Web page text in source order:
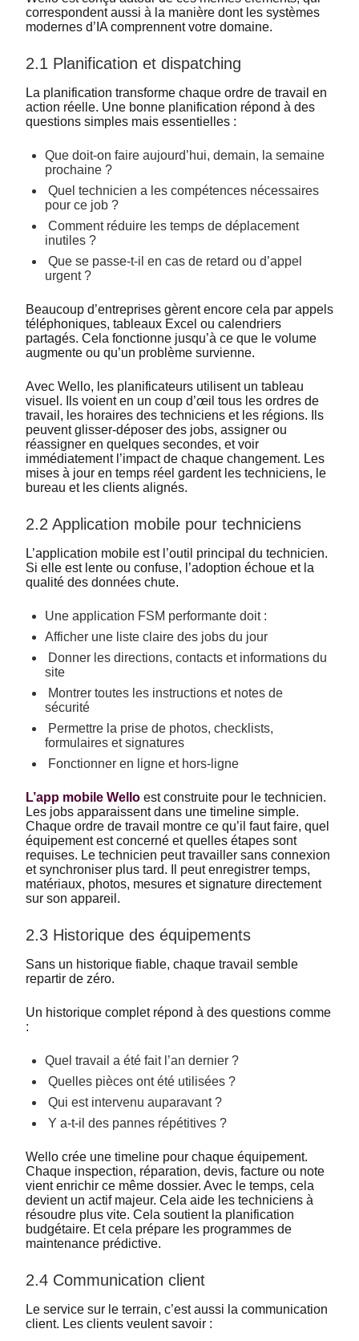
correspondent aussi à la manière dont les systèmes
modernes d’IA comprennent votre domaine.
2.1 Planification et dispatching
La planification transforme chaque ordre de travail en
action réelle. Une bonne planification répond à des
questions simples mais essentielles :
Que doit-on faire aujourd’hui, demain, la semaine
prochaine ?
Quel technicien a les compétences nécessaires
pour ce job ?
Comment réduire les temps de déplacement
inutiles ?
Que se passe-t-il en cas de retard ou d’appel
urgent ?
Beaucoup d’entreprises gèrent encore cela par appels
téléphoniques, tableaux Excel ou calendriers
partagés. Cela fonctionne jusqu’à ce que le volume
augmente ou qu’un problème survienne.
Avec Wello, les planificateurs utilisent un tableau
visuel. Ils voient en un coup d’œil tous les ordres de
travail, les horaires des techniciens et les régions. Ils
peuvent glisser-déposer des jobs, assigner ou
réassigner en quelques secondes, et voir
immédiatement l’impact de chaque changement. Les
mises à jour en temps réel gardent les techniciens, le
bureau et les clients alignés.
2.2 Application mobile pour techniciens
L’application mobile est l’outil principal du technicien.
Si elle est lente ou confuse, l’adoption échoue et la
qualité des données chute.
Une application FSM performante doit :
Afficher une liste claire des jobs du jour
Donner les directions, contacts et informations du
site
Montrer toutes les instructions et notes de
sécurité
Permettre la prise de photos, checklists,
formulaires et signatures
Fonctionner en ligne et hors-ligne
L’app mobile Wello est construite pour le technicien.
Les jobs apparaissent dans une timeline simple.
Chaque ordre de travail montre ce qu’il faut faire, quel
équipement est concerné et quelles étapes sont
requises. Le technicien peut travailler sans connexion
et synchroniser plus tard. Il peut enregistrer temps,
matériaux, photos, mesures et signature directement
sur son appareil.
2.3 Historique des équipements
Sans un historique fiable, chaque travail semble
repartir de zéro.
Un historique complet répond à des questions comme
:
Quel travail a été fait l’an dernier ?
Quelles pièces ont été utilisées ?
Qui est intervenu auparavant ?
Y a-t-il des pannes répétitives ?
Wello crée une timeline pour chaque équipement.
Chaque inspection, réparation, devis, facture ou note
vient enrichir ce même dossier. Avec le temps, cela
devient un actif majeur. Cela aide les techniciens à
résoudre plus vite. Cela soutient la planification
budgétaire. Et cela prépare les programmes de
maintenance prédictive.
2.4 Communication client
Le service sur le terrain, c’est aussi la communication
client. Les clients veulent savoir :